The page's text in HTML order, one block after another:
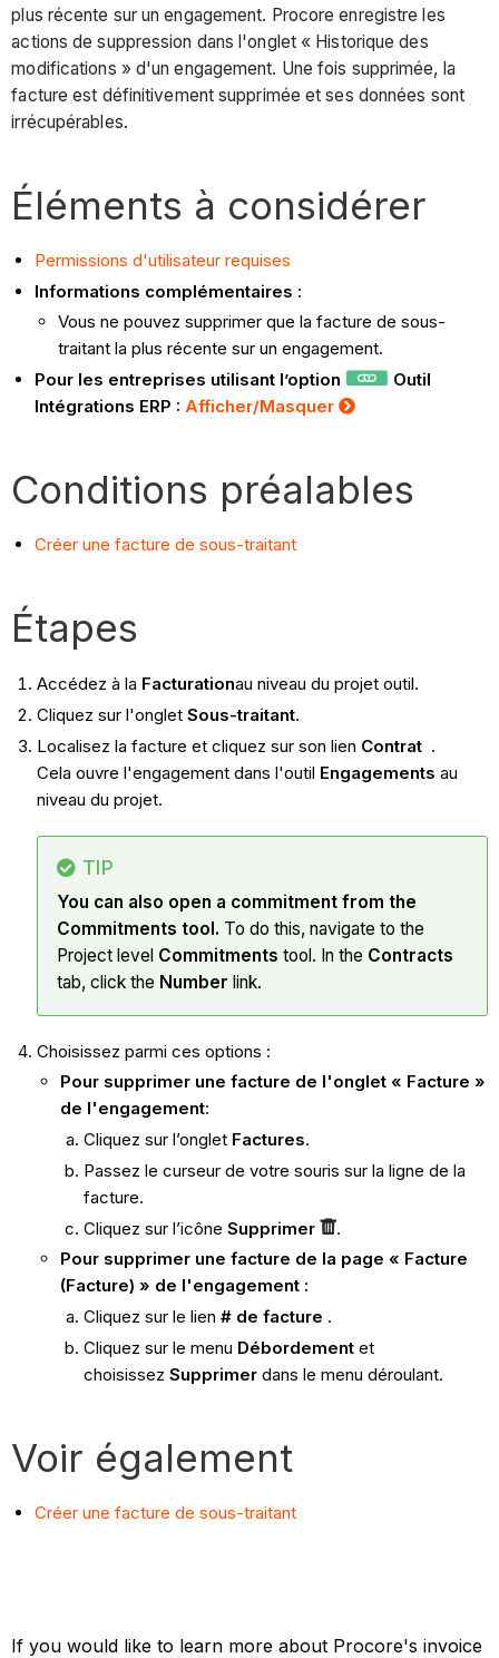
plus récente sur un engagement. Procore enregistre les
actions de suppression dans l'onglet « Historique des
modifications » d'un engagement. Une fois supprimée, la
facture est définitivement supprimée et ses données sont
irrécupérables.
Éléments à considérer
Permissions d'utilisateur requises
Informations complémentaires :
Vous ne pouvez supprimer que la facture de sous-
traitant la plus récente sur un engagement.
Pour les entreprises utilisant l’option
Outil
Intégrations ERP : Afficher/Masquer
Conditions préalables
Créer une facture de sous-traitant
Étapes
Accédez à la Facturationau niveau du projet outil.
Cliquez sur l'onglet Sous-traitant.
Localisez la facture et cliquez sur son lien Contrat .
Cela ouvre l'engagement dans l'outil Engagements au
niveau du projet.
TIP
You can also open a commitment from the
Commitments tool. To do this, navigate to the
Project level Commitments tool. In the Contracts
tab, click the Number link.
Choisissez parmi ces options :
Pour supprimer une facture de l'onglet « Facture »
de l'engagement:
Cliquez sur l’onglet Factures.
Passez le curseur de votre souris sur la ligne de la
facture.
Cliquez sur l’icône Supprimer
.
Pour supprimer une facture de la page « Facture
(Facture) » de l'engagement :
Cliquez sur le lien # de facture .
Cliquez sur le menu Débordementet
choisissez Supprimerdans le menu déroulant.
Voir également
Créer une facture de sous-traitant
If you would like to learn more about Procore's invoice